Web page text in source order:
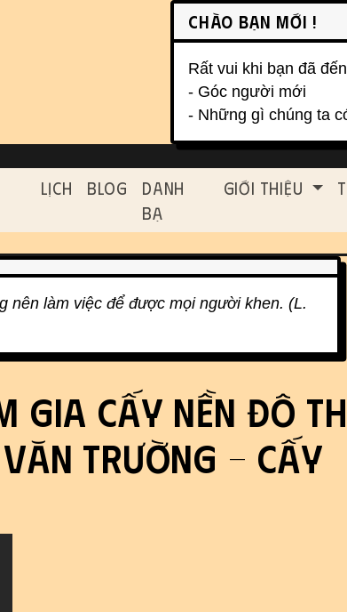
Chào bạn mới !
Rất vui khi bạn đã
- Góc người mới
- Những gì chúng ta
and
Lịch Blog
Danh
Bạ
Giới Thiệu
nên làm việc để được mọi người khen. (L.
gia Cấy Nền Đô
Trường - Cấy